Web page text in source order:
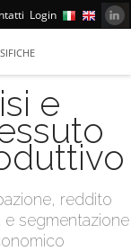
Login
e
reddito
segmentazione